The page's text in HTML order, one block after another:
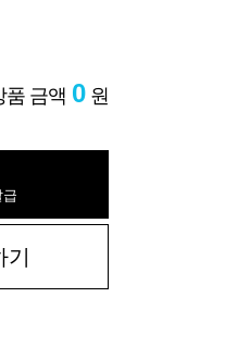
품 금액 0 원